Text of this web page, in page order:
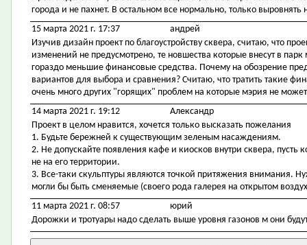
города и не пахнет. В остальном все нормально, только выровнять
15 марта 2021 г. 17:37
андрей
Изучив дизайн проект по благоустройству сквера, считаю, что
изменений не предусмотрено, те новшества которые внесут в
гораздо меньшие финансовые средства. Почему на обозрение
вариантов для выбора и сравнения? Считаю, что тратить такие
очень много других "горящих" проблем на которые мэрия не
14 марта 2021 г. 19:12
Александр
Проект в целом нравится, хочется только высказать пожелания
1. Будьте бережней к существующим зеленым насаждениям.
2. Не допускайте появления кафе и киосков внутри сквера, пусть
не на его территории.
3. Все-таки скульптуры являются точкой притяжения внимания.
могли бы быть сменяемые (своего рода галерея на открытом
11 марта 2021 г. 08:57
юрий
Дорожки и тротуары надо сделать выше уровня газонов м они